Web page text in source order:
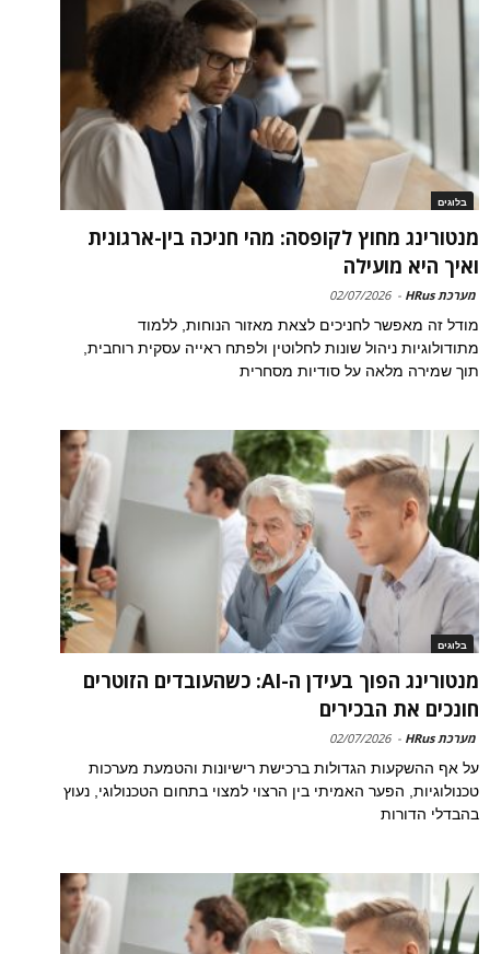
בלוגים
מנטורינג מחוץ לקופסה: מהי חניכה בין-ארגונית
ואיך היא מועילה
מערכת HRus -
02/07/2026
מודל זה מאפשר לחניכים לצאת מאזור הנוחות, ללמוד
מתודולוגיות ניהול שונות לחלוטין ולפתח ראייה עסקית רוחבית,
תוך שמירה מלאה על סודיות מסחרית
בלוגים
מנטורינג הפוך בעידן ה-AI: כשהעובדים הזוטרים
חונכים את הבכירים
מערכת HRus -
02/07/2026
על אף ההשקעות הגדולות ברכישת רישיונות והטמעת מערכות
טכנולוגיות, הפער האמיתי בין הרצוי למצוי בתחום הטכנולוגי, נעוץ
בהבדלי הדורות